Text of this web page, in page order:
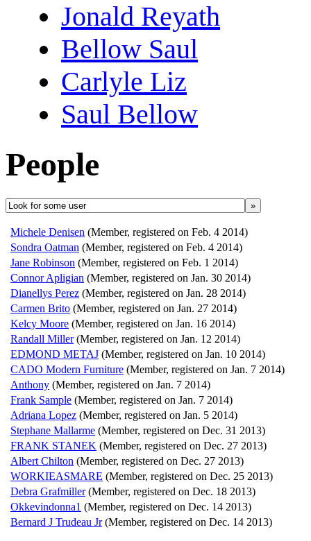
Jonald Reyath
Bellow Saul
Carlyle Liz
Saul Bellow
People
»
Michele Denisen (Member, registered on Feb. 4 2014)
Sondra Oatman (Member, registered on Feb. 4 2014)
Jane Robinson (Member, registered on Feb. 1 2014)
Connor Apligian (Member, registered on Jan. 30 2014)
Dianellys Perez (Member, registered on Jan. 28 2014)
Carmen Brito (Member, registered on Jan. 27 2014)
Kelcy Moore (Member, registered on Jan. 16 2014)
Randall Miller (Member, registered on Jan. 12 2014)
EDMOND METAJ (Member, registered on Jan. 10 2014)
CADO Modern Furniture (Member, registered on Jan. 7 2014)
Anthony (Member, registered on Jan. 7 2014)
Frank Sample (Member, registered on Jan. 7 2014)
Adriana Lopez (Member, registered on Jan. 5 2014)
Stephane Mallarme (Member, registered on Dec. 31 2013)
FRANK STANEK (Member, registered on Dec. 27 2013)
Albert Chilton (Member, registered on Dec. 27 2013)
WORKIEASMARE (Member, registered on Dec. 25 2013)
Debra Grafmiller (Member, registered on Dec. 18 2013)
Okkevindonna1 (Member, registered on Dec. 14 2013)
Bernard J Trudeau Jr (Member, registered on Dec. 14 2013)